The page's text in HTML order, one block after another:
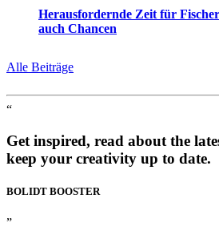
Herausfordernde Zeit für
auch Chancen
Alle Beiträge
“
Get inspired, read about the
keep your creativity up to date.
BOLIDT BOOSTER
”